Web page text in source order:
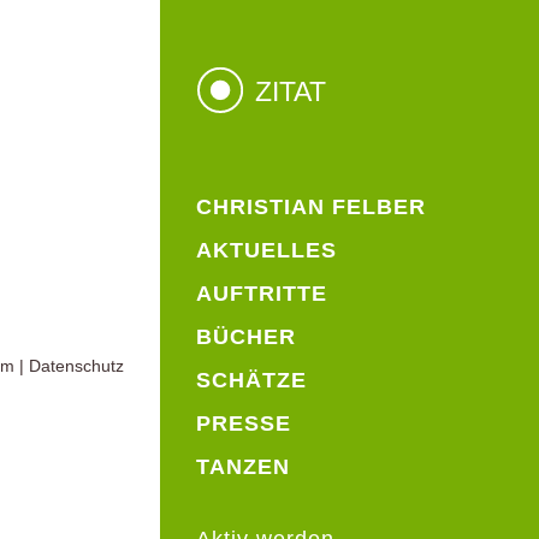
CHRISTIAN FELBER
AKTUELLES
AUFTRITTE
BÜCHER
SCHÄTZE
PRESSE
TANZEN
ZITAT
| Datenschutz